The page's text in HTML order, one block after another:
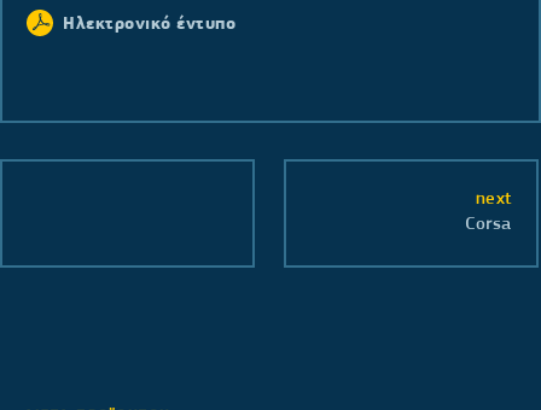
Ηλεκτρονικό έντυπο
next
Corsa